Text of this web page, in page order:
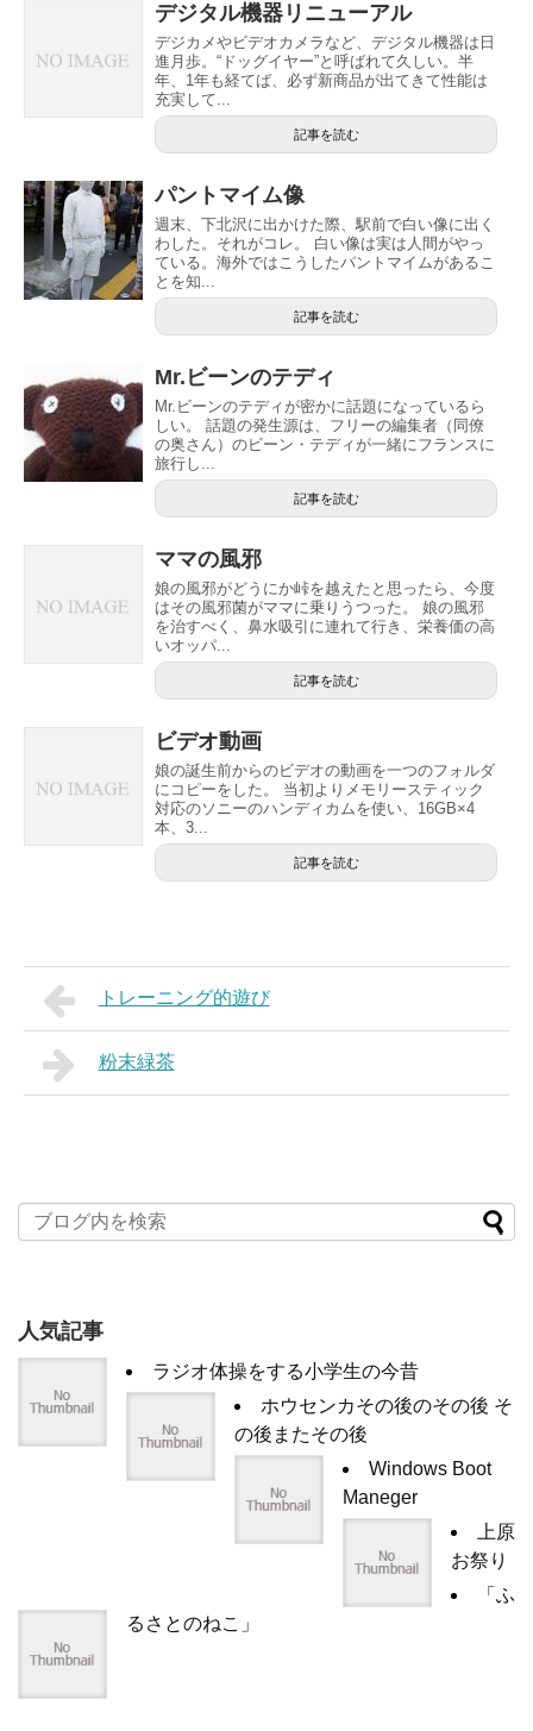
デジタル機器リニューアル
デジカメやビデオカメラなど、デジタル機器は日
進月歩。“ドッグイヤー”と呼ばれて久しい。半
年、1年も経てば、必ず新商品が出てきて性能は
充実して...
記事を読む
パントマイム像
週末、下北沢に出かけた際、駅前で白い像に出く
わした。それがコレ。 白い像は実は人間がやっ
ている。海外ではこうしたパントマイムがあるこ
とを知...
記事を読む
Mr.ビーンのテディ
Mr.ビーンのテディが密かに話題になっているら
しい。 話題の発生源は、フリーの編集者（同僚
の奥さん）のビーン・テディが一緒にフランスに
旅行し...
記事を読む
ママの風邪
娘の風邪がどうにか峠を越えたと思ったら、今度
はその風邪菌がママに乗りうつった。 娘の風邪
を治すべく、鼻水吸引に連れて行き、栄養価の高
いオッパ...
記事を読む
ビデオ動画
娘の誕生前からのビデオの動画を一つのフォルダ
にコピーをした。 当初よりメモリースティック
対応のソニーのハンディカムを使い、16GB×4
本、3...
記事を読む
トレーニング的遊び
粉末緑茶
人気記事
ラジオ体操をする小学生の今昔
ホウセンカその後のその後 そ
の後またその後
Windows Boot
Maneger
上原
お祭り
「ふ
るさとのねこ」